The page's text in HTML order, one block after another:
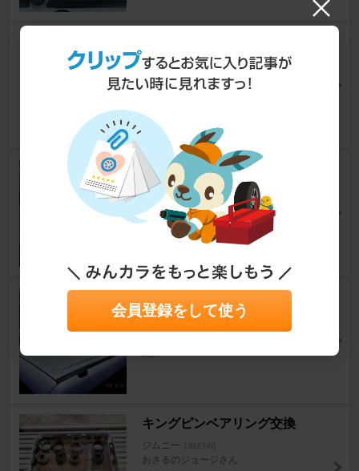
換
ジムニー [JB23W]
直左対策のカメラ
ジムニー [JB23W]
そふとさらださん
16
ジムニー [JB23W]
yg＠＊＊＊＊さん
キングピンベアリング交換
ジムニー [JB23W]
おさるのジョージさん
会員登録をして使う